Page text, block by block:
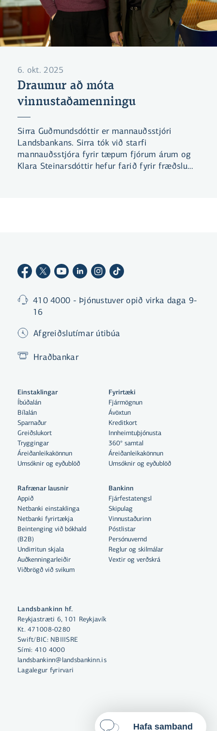
Með því að smella á „Leyfa allar“
samþykkir þú notkun á vefkökum
til þess að auka virkni vefsins,
greina vefnotkun og aðstoða við
Velja vefkökur
6. okt. 2025
Draumur að móta
vinnustaðamenningu
Sirra Guðmundsdóttir er mannauðsstjóri
Landsbankans. Sirra tók við starfi
mannauðsstjóra fyrir tæpum fjórum árum og
Klara Steinarsdóttir hefur farið fyrir fræðslu
410 4000 - Þjónustuver opið virka daga 9-
16
Afgreiðslutímar útibúa
Hraðbankar
Landsbankinn hf.
Reykjastræti 6, 101 Reykjavík
Kt. 471008-0280
Swift/BIC: NBIIISRE
Sími: 410 4000
landsbankinn@landsbankinn.is
Lagalegur fyrirvari
Einstaklingar
Íbúðalán
Bílalán
Sparnaður
Greiðslukort
Tryggingar
Áreiðanleikakönnun
Umsóknir og eyðublöð
Fyrirtæki
Fjármögnun
Ávöxtun
Kreditkort
Innheimtuþjónusta
360° samtal
Áreiðanleikakönnun
Umsóknir og eyðublöð
Rafrænar lausnir
Appið
Netbanki einstaklinga
Netbanki fyrirtækja
Beintenging við bókhald
(B2B)
Undirritun skjala
Auðkenningarleiðir
Viðbrögð við svikum
Bankinn
Fjárfestatengsl
Skipulag
Vinnustaðurinn
Póstlistar
Persónuvernd
Reglur og skilmálar
Vextir og verðskrá
Hafa samband